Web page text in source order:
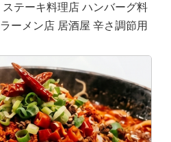
ステーキ料理店 ハンバーグ料
ラーメン店 居酒屋 辛さ調節用